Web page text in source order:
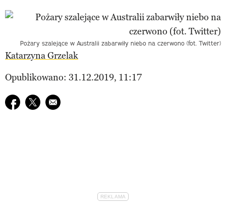
Pożary szalejące w Australii zabarwiły niebo na czerwono (fot. Twitter)
Katarzyna Grzelak
Opublikowano: 31.12.2019, 11:17
Udostępnij na facebook
Udostępnij na twitter
E-mail do przyjaciela